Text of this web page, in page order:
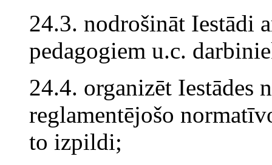
24.3. nodrošināt Iestādi
pedagogiem u.c.
24.4. organizēt Iestādes
reglamentējošo
to izpildi;